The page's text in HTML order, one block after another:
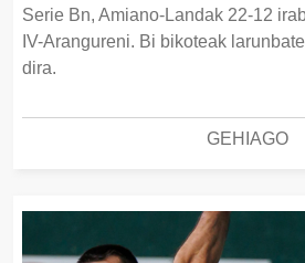
Serie Bn, Amiano-Landak 22-12
IV-Arangureni. Bi bikoteak
dira.
GEHIAGO